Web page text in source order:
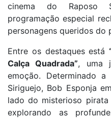
cinema do Raposo
programação especial
personagens queridos do
Entre os destaques está
Calça Quadrada”, uma
emoção. Determinado
Siriguejo, Bob Esponja
lado do misterioso pirata
explorando as